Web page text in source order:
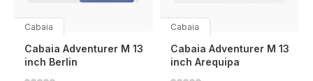
Cabaia
Cabaia Adventurer M 13
inch Berlin
Cabaia
Cabaia Adventurer M 13
inch Arequipa